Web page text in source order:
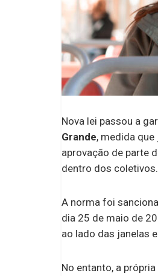
Nova lei passou a
Grande, medida
aprovação de parte
dentro dos coletivos.
A norma foi
dia 25 de maio de
ao lado das janelas
No entanto, a